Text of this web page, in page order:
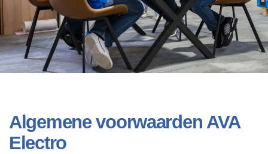
Algemene voorwaarden AVA
Electro